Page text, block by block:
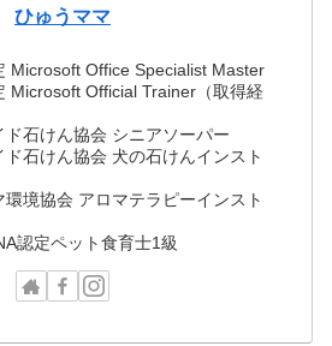
ひゅうママ
Microsoft Office Specialist Master
Microsoft Official Trainer（取得経
ド石けん協会 シニアソーパー
ド石けん協会 犬の石けんインスト
環境協会 アロマテラピーインスト
認定ペット食育士1級